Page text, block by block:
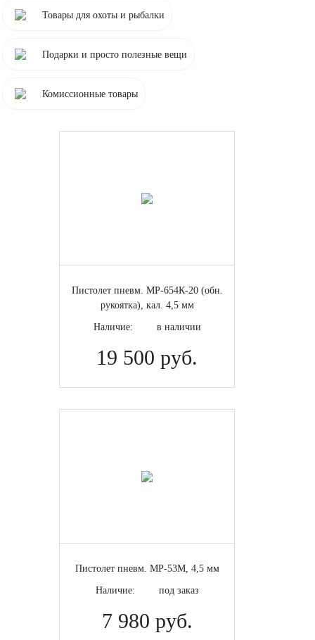
Товары для охоты и рыбалки
Подарки и просто полезные вещи
Комиссионные товары
Пистолет пневм. МР-654К-20 (обн.
рукоятка), кал. 4,5 мм
Наличие: в наличии
19 500 руб.
Пистолет пневм. МР-53М, 4,5 мм
Наличие: под заказ
7 980 руб.